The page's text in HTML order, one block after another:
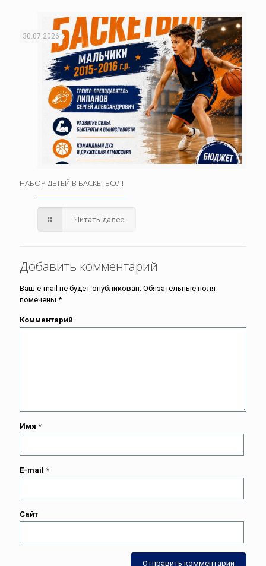
30.07.2026
НАБОР ДЕТЕЙ В БАСКЕТБОЛ!
Читать далее
Добавить комментарий
Ваш e-mail не будет опубликован. Обязательные поля
помечены *
Комментарий
Имя *
E-mail *
Сайт